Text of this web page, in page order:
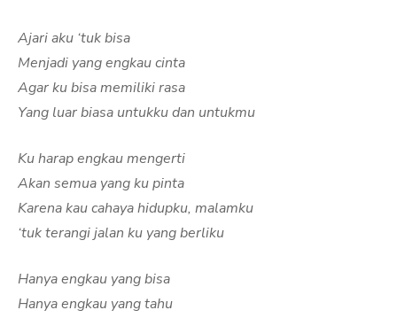
Ajari aku ‘tuk bisa
Menjadi yang engkau cinta
Agar ku bisa memiliki rasa
Yang luar biasa untukku dan untukmu
Ku harap engkau mengerti
Akan semua yang ku pinta
Karena kau cahaya hidupku, malamku
‘tuk terangi jalan ku yang berliku
Hanya engkau yang bisa
Hanya engkau yang tahu